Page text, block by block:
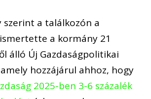
szerint a találkozón a
a kormány 21
álló Új Gazdaságpolitikai
hozzájárul ahhoz, hogy
2025-ben 3-6 százalék